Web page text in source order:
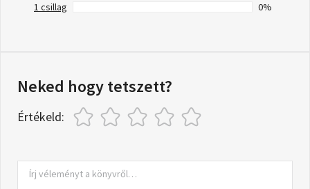
1 csillag
0%
Neked hogy tetszett?
Értékeld: